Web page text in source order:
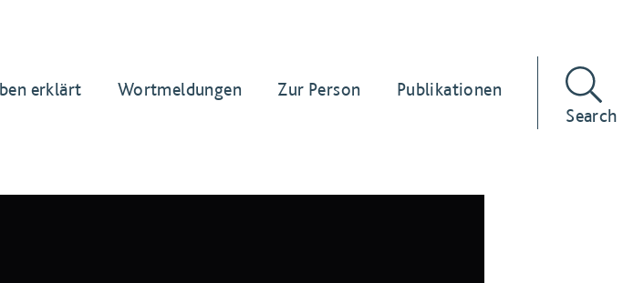
erklärt Wortmeldungen Zur Person
Publikationen
Search